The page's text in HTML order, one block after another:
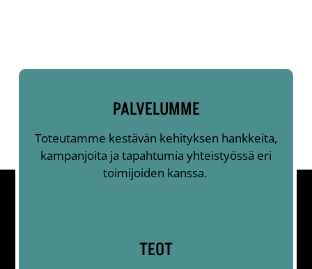
PALVELUMME
Toteutamme kestävän kehityksen hankkeita,
kampanjoita ja tapahtumia yhteistyössä eri
toimijoiden kanssa.
TEOT